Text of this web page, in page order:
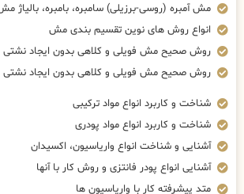
مش آمبره (روسی-برزیلی) سامبره، بامبره، بالیاژ
انواع روش های نوین تقسیم بندی مش
روش صحیح مش فویلی و کلاهی بدون ایجاد نشتی
روش صحیح مش فویلی و کلاهی بدون ایجاد نشتی
شناخت و کاربرد انواع مواد ترکیبی
شناخت و کاربرد انواع مواد پودری
آشنایی و شناخت انواع واریاسیون، اکسیدان
آشنایی انواع پودر فانتزی و روش کار با آنها
متد پیشرفته کار با واریاسیون ها